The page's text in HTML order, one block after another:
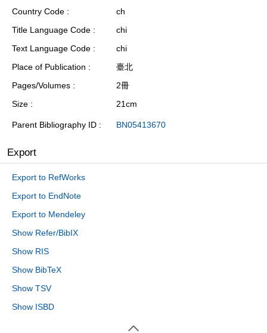
Country Code
ch
Title Language Code
chi
Text Language Code
chi
Place of Publication
臺北
Pages/Volumes
2冊
Size
21cm
Parent Bibliography ID BN05413670
Export
Export to RefWorks
Export to EndNote
Export to Mendeley
Show Refer/BibIX
Show RIS
Show BibTeX
Show TSV
Show ISBD